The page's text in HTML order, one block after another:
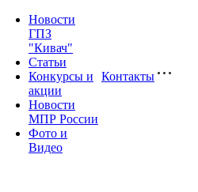
Новости
ГПЗ
"Кивач"
Статьи
Конкурсы и
акции
Новости
МПР России
Фото и
Видео
Контакты